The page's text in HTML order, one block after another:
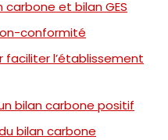
et bilan GES
conformité
faciliter l’établissement
bilan carbone positif
bilan carbone